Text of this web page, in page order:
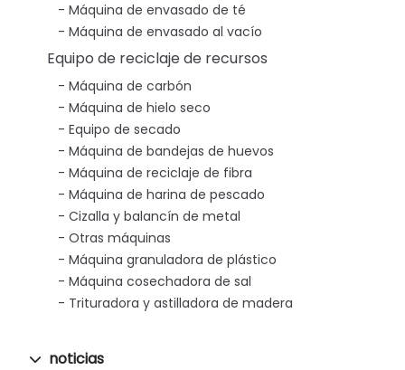
Máquina de envasado de té
Máquina de envasado al vacío
Equipo de reciclaje de recursos
Máquina de carbón
Máquina de hielo seco
Equipo de secado
Máquina de bandejas de huevos
Máquina de reciclaje de fibra
Máquina de harina de pescado
Cizalla y balancín de metal
Otras máquinas
Máquina granuladora de plástico
Máquina cosechadora de sal
Trituradora y astilladora de madera
noticias